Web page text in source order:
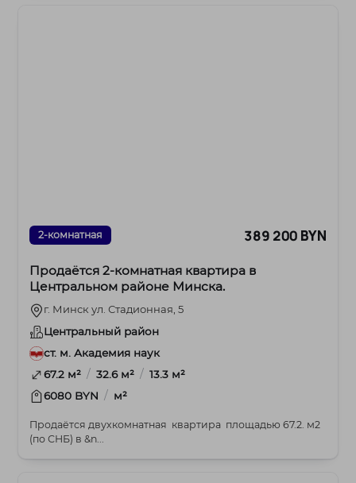
2-комнатная 389 200 BYN
Продаётся 2‑комнатная квартира в
Центральном районе Минска.
г. Минск ул. Стадионная, 5
Центральный район
ст. м. Академия наук
67.2 м² / 32.6 м² / 13.3 м²
6080 BYN / м²
Продаётся двухкомнатная квартира площадью 67.2. м2
(по СНБ) в &n...